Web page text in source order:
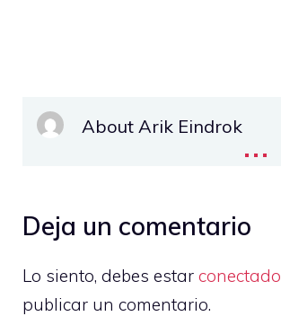
About Arik Eindrok...
Deja un comentario
Lo siento, debes estar conectado
publicar un comentario.